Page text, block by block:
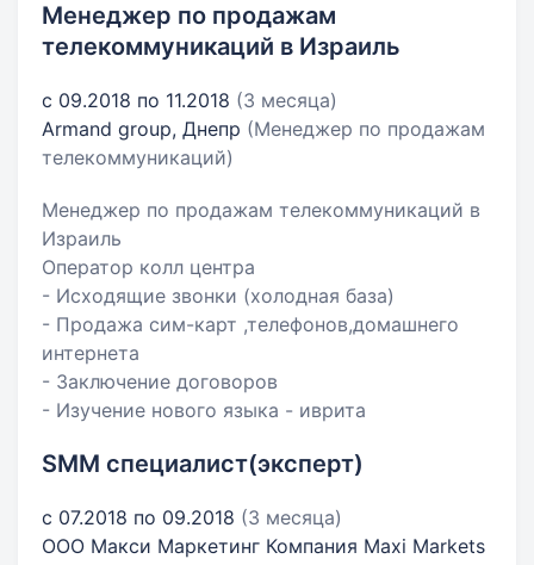
Менеджер по продажам
телекоммуникаций в Израиль
с 09.2018 по 11.2018 (3 месяца)
Armand group, Днепр (Менеджер по продажам
телекоммуникаций)
Менеджер по продажам телекоммуникаций в
Израиль
Оператор колл центра
- Исходящие звонки (холодная база)
- Продажа сим-карт ,телефонов,домашнего
интернета
- Заключение договоров
- Изучение нового языка - иврита
SMM специалист(эксперт)
с 07.2018 по 09.2018 (3 месяца)
ООО Макси Маркетинг Компания Maxi Markets